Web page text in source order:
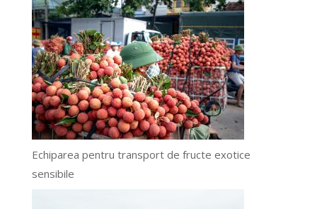
Echiparea pentru transport de fructe exotice
sensibile